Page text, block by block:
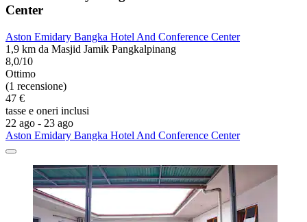
Center
Aston Emidary Bangka Hotel And Conference Center
1,9 km da Masjid Jamik Pangkalpinang
8,0/10
Ottimo
(1 recensione)
47 €
tasse e oneri inclusi
22 ago - 23 ago
Aston Emidary Bangka Hotel And Conference Center